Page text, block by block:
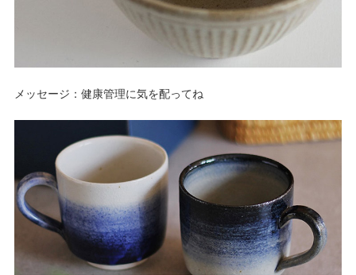
メッセージ：健康管理に気を配ってね